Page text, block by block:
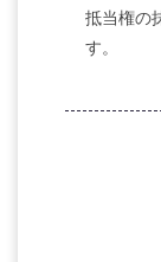
抵当権の
す。